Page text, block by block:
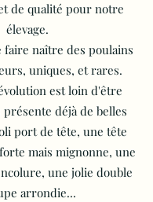
de qualité pour notre
élevage.
naître des poulains
uniques, et rares.
est loin d'être
déjà de belles
port de tête, une tête
mais mignonne, une
une jolie double
arrondie...